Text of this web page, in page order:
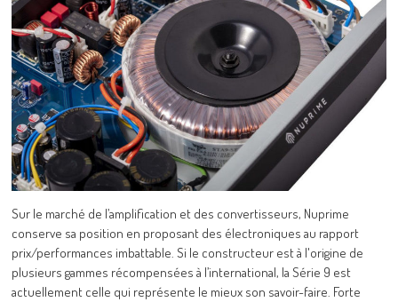
Sur le marché de l’amplification et des convertisseurs, Nuprime
conserve sa position en proposant des électroniques au rapport
prix/performances imbattable. Si le constructeur est à l'origine de
plusieurs gammes récompensées à l’international, la Série 9 est
actuellement celle qui représente le mieux son savoir-faire. Forte